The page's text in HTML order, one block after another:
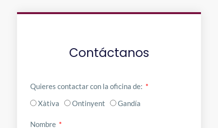
Contáctanos
Quieres contactar con la oficina de:
Xàtiva
Ontinyent Gandía
Nombre